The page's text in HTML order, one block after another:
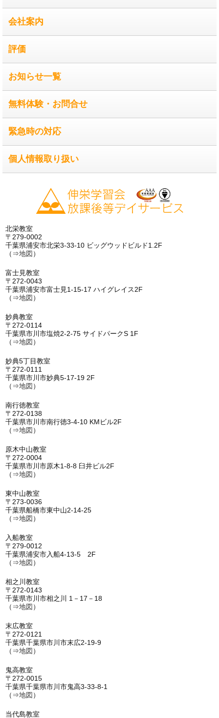
会社案内
評価
お知らせ一覧
無料体験・お問合せ
緊急時の対応
個人情報取り扱い
北栄教室
〒279-0002
千葉県浦安市北栄3-33-10 ビッグウッドビルド1.2F
（⇒地図 ）
富士見教室
〒272-0043
千葉県浦安市富士見1-15-17 ハイグレイス2F
（⇒地図 ）
妙典教室
〒272-0114
千葉県市川市塩焼2-2-75 サイドパークS 1F
（⇒地図 ）
妙典5丁目教室
〒272-0111
千葉県市川市妙典5-17-19 2F
（⇒地図 ）
南行徳教室
〒272-0138
千葉県市川市南行徳3-4-10 KMビル2F
（⇒地図 ）
原木中山教室
〒272-0004
千葉県市川市原木1-8-8 臼井ビル2F
（⇒地図 ）
東中山教室
〒273-0036
千葉県船橋市東中山2-14-25
（⇒地図 ）
入船教室
〒279-0012
千葉県浦安市入船4-13-5 2F
（⇒地図 ）
相之川教室
〒272-0143
千葉県市川市相之川 1－17－18
（⇒地図 ）
末広教室
〒272-0121
千葉県千葉県市川市末広2-19-9
（⇒地図 ）
鬼高教室
〒272-0015
千葉県千葉県市川市鬼高3-33-8-1
（⇒地図 ）
当代島教室